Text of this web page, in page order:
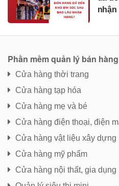
nhận
Phần mềm quản lý bán hàng
Cửa hàng thời trang
Cửa hàng tạp hóa
Cửa hàng mẹ và bé
Cửa hàng điện thoại, điện
Cửa hàng vật liệu xây dựng
Cửa hàng mỹ phẩm
Cửa hàng nội thất, gia dụng